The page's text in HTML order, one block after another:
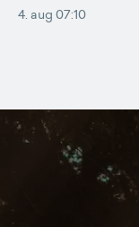
4. aug 07:10